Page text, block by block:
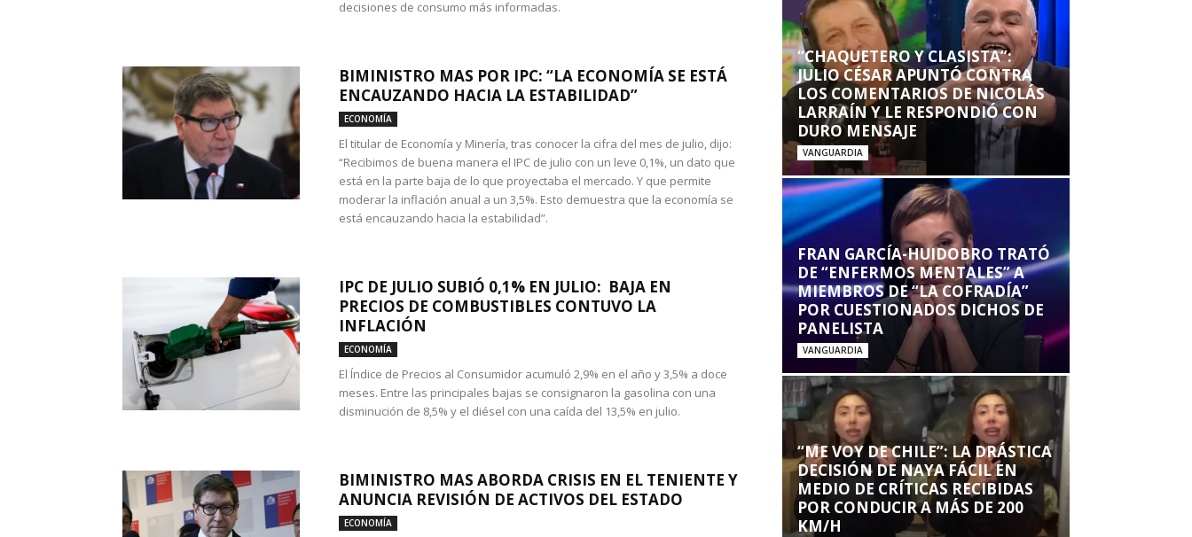
decisiones de consumo más informadas.
BIMINISTRO MAS POR IPC: “LA ECONOMÍA SE ESTÁ
ENCAUZANDO HACIA LA ESTABILIDAD”
ECONOMÍA
El titular de Economía y Minería, tras conocer la cifra del mes de julio, dijo:
“Recibimos de buena manera el IPC de julio con un leve 0,1%, un dato que
está en la parte baja de lo que proyectaba el mercado. Y que permite
moderar la inflación anual a un 3,5%. Esto demuestra que la economía se
está encauzando hacia la estabilidad”.
IPC DE JULIO SUBIÓ 0,1% EN JULIO: BAJA EN
PRECIOS DE COMBUSTIBLES CONTUVO LA
INFLACIÓN
ECONOMÍA
El Índice de Precios al Consumidor acumuló 2,9% en el año y 3,5% a doce
meses. Entre las principales bajas se consignaron la gasolina con una
disminución de 8,5% y el diésel con una caída del 13,5% en julio.
BIMINISTRO MAS ABORDA CRISIS EN EL TENIENTE Y
ANUNCIA REVISIÓN DE ACTIVOS DEL ESTADO
ECONOMÍA
“CHAQUETERO Y CLASISTA”:
JULIO CÉSAR APUNTÓ CONTRA
LOS COMENTARIOS DE NICOLÁS
LARRAÍN Y LE RESPONDIÓ CON
DURO MENSAJE
VANGUARDIA
FRAN GARCÍA-HUIDOBRO TRATÓ
DE “ENFERMOS MENTALES” A
MIEMBROS DE “LA COFRADÍA”
POR CUESTIONADOS DICHOS DE
PANELISTA
VANGUARDIA
“ME VOY DE CHILE”: LA DRÁSTICA
DECISIÓN DE NAYA FÁCIL EN
MEDIO DE CRÍTICAS RECIBIDAS
POR CONDUCIR A MÁS DE 200
KM/H